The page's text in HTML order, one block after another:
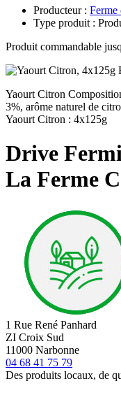
Producteur : Ferme
Type produit :
Produit commandable
Yaourt Citron
3%, arôme naturel de
Yaourt Citron : 4x125g
Drive
La Ferme
1 Rue René Panhard
ZI Croix Sud
11000 Narbonne
04 68 41 75 79
Des produits locaux, de